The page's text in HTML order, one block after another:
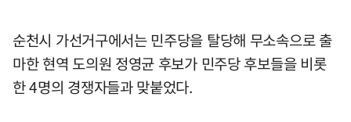
순천시 가선거구에서는 민주당을 탈당해 무소속으로 출
마한 현역 도의원 정영균 후보가 민주당 후보들을 비롯
한 4명의 경쟁자들과 맞붙었다.